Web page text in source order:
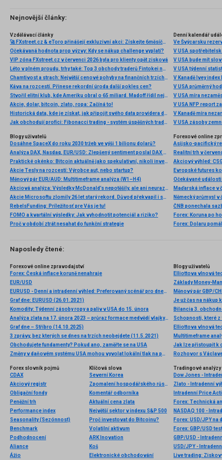
několik příkladů nejznámějších z nich.
Nejnovější články:
Vzdělávací články
🚀 FXstreet.cz & eToro přinášejí exkluzivní akci: Získejte 6měsíční členství ve VIP zóně ZDARMA
Očekávaná hodnota prop výzvy: Kdy se nákup challenge vyplatí?
VIP zóna FXstreet.cz v červenci 2026 byla pro klienty opět zisková
Léto v plném proudu, trhy také: Top 3 obchody traderů Fintokei na indexech a zlatě
Chamtivost a strach: Největší cenové pohyby na finančních trzích (červenec 2026)
Káva na rozcestí. Přinese rekordní úroda další pokles cen?
Stvořil elitní klub, kde Ameriku obral o 65 miliard. Madoff řídil největší Ponzi dějin
Akcie, dolar, bitcoin, zlato, ropa: Začíná to!
Historická data, kde je získat, jak připojit svého data providera do MultiCharts a proč je budeme potřebovat? (4. díl)
Jak obchodují profíci: Fibonacci trading - systém úspěšných traderů
Denní kalendář
Ve Švýcarsku
V USA
V USA bude mít
V USA týdenní
V Kanadě Ivey index
V USA průměrný
V USA míra
V USA NFP report
V Kanadě míra
V USA zásoby
Blogy uživatelů
Dosáhne SpaceX do roku 2030 tržeb ve výši 1 bilionu dolarů?
Analýza DAX, Nasdaq, EUR/USD: Zlepšený sentiment poslal DAX na nová maxima
Praktické okénko: Bitcoin aktuálně jako spekulativní, nikoli investiční aktivum
Akcie Tesly na rozcestí: Výrobce aut, nebo startup?
Měnový pár EUR/AUD: Multitimeframe analýza (W1–H4)
Akciová analýza: Výsledky McDonald’s nepotěšily, ale ani neurazily. Jakou vizi společnost prezentovala?
Akcie Microsoftu zlomily 26 let starý rekord. Důvod překvapil i samotné investory
RebelsFunding: Príležitosť pre Vás je tu!
FOMO a kvartální výsledky: Jak vyhodnotit potenciál a riziko?
Proč v období ztrát nesahat do funkční strategie
Forexové online
Asijsko-pacifický
Evropské futures
Maďarská inflace v
Německý průmysl
Forex: Koruna po
Forex: Dolaru
Naposledy čtené:
Forexové online zpravodajství
Forex: Česká inflace koruně nenahraje
EUR/USD
EURUSD - Denní a intradenní výhled: Preferovaný scénář pro dnešní den očekává posílení eura
Graf dne: EURUSD (26.01.2021)
Komodity: Týdenní zásoby ropy a paliv v USA do 15. února
Analýza zlata na 17. února 2023 – průraz formace medvědí vlajky a potenciál dalšího poklesu
Graf dne – Stříbro (14.10.2025)
3 zprávy, bez kterých se dnes na trzích neobejdete (11.5.2021)
Obchodujete fundamenty? Pokud ano, zaměřte se na USA
Změny v daňovém systému USA mohou vyvolat lokální tlak na poptávku na trhu (ceny zlata a index #SPX mohou klesnout)
Blogy uživatelů
Základy Money-
Měnový pár GBP/
Je už čas na nákup
Bilancia 3.
Schopnosti, které z
Multitimeframe
Jak lze přistoupit k
Rozhovor s
Forex slovník pojmů
CDAX
Akciový registr
Obligační fondy
Peněžní trh
Performance index
Seasonality (Sezónnost)
Benchmark
Podhodnocení
Aliance
Ážio
Klíčová slova
Severní Korea
Zpomalení hospodářského růstu
Komentář odborníka
Aktuální cena zlata
Největší sektor v indexu S&P 500
Proč investovat do Bitcoinu?
Volatilní aktivum
ARK Inovation
Koš
Elektronické obchodování
Tradingové analýzy
Dow Jones -
Zlato - Intradenní
Intradenní Price
Forex: Technická
NASDAQ 100 -
Forex: USD/JPY
Forex: GBP/USD
GBP/USD -
USD/JPY -
Live trading: